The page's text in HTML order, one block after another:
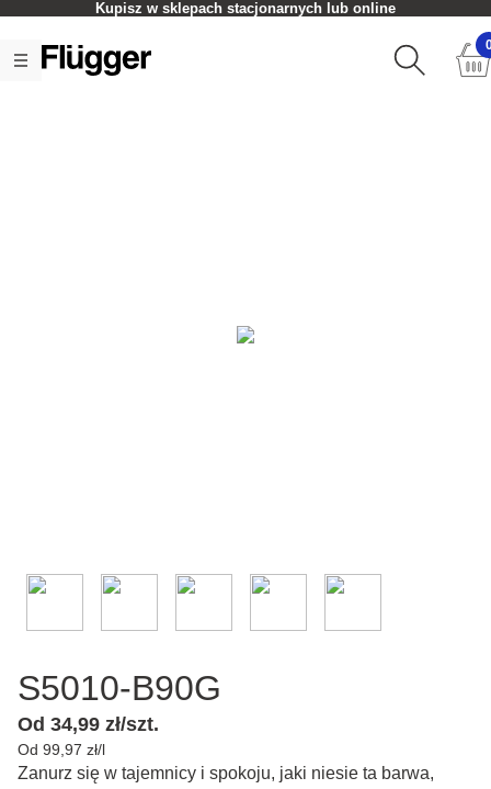
Kupisz w sklepach stacjonarnych lub online
S5010-B90G
Od 34,99 zł/szt.
Od 99,97 zł/l
Zanurz się w tajemnicy i spokoju, jaki niesie ta barwa,